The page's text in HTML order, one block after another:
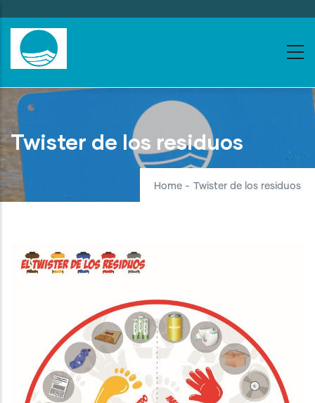
to
main
content
Twister de los residuos
Home - Twister de los residuos